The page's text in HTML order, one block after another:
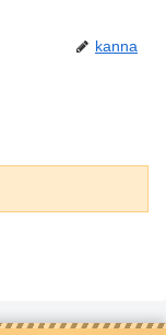
kanna